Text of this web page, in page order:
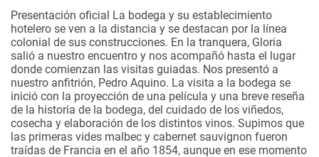
Presentación oficial La bodega y su establecimiento
hotelero se ven a la distancia y se destacan por la línea
colonial de sus construcciones. En la tranquera, Gloria
salió a nuestro encuentro y nos acompañó hasta el lugar
donde comienzan las visitas guiadas. Nos presentó a
nuestro anfitrión, Pedro Aquino. La visita a la bodega se
inició con la proyección de una película y una breve reseña
de la historia de la bodega, del cuidado de los viñedos,
cosecha y elaboración de los distintos vinos. Supimos que
las primeras vides malbec y cabernet sauvignon fueron
traídas de Francia en el año 1854, aunque en ese momento